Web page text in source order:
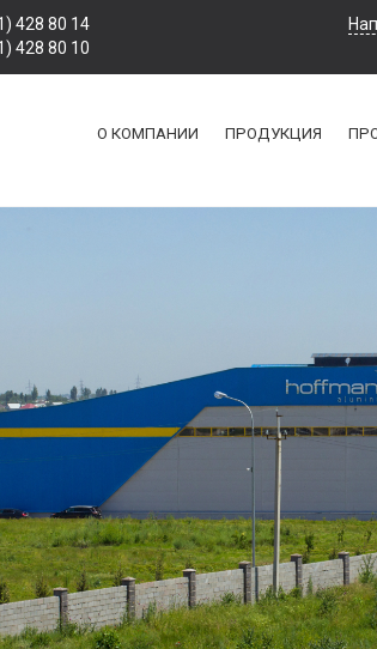
428 80 14
428 80 10
О КОМПАНИИ ПРОДУКЦИЯ